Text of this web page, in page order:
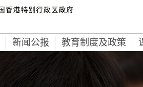
新闻公报 教育制度及政策